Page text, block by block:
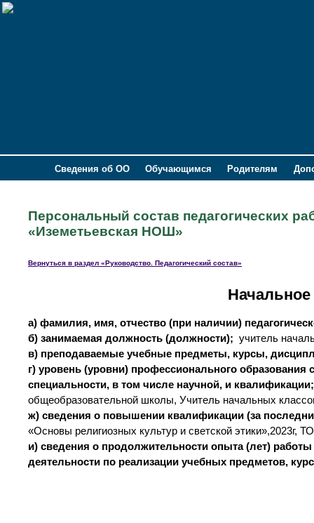
Сведения об ОО Обучающимся Родителям
Персональный состав педагогических
«Иземетьевская НОШ»
Вернуться в раздел «Руководство. Педагогический состав»
а) фамилия, имя, отчество (при наличии)
б) занимаемая должность (должности); учитель
в) преподаваемые учебные предметы, курсы,
г) уровень (уровни) профессионального
специальности, в том числе научной, и
общеобразовательной школы, Учитель начальных
ж) сведения о повышении квалификации (за
«Основы религиозных культур и светской этики»,2023г,
и) сведения о продолжительности опыта (лет)
деятельности по реализации учебных предметов,